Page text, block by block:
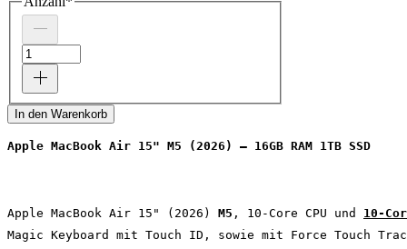
In den Warenkorb
Apple MacBook Air 15" M5 (2026) – 16GB RAM 1TB SSD
Apple MacBook Air 15" (2026) M5 , 10‑Core CPU und
Magic Keyboard mit Touch ID, sowie mit Force Touch